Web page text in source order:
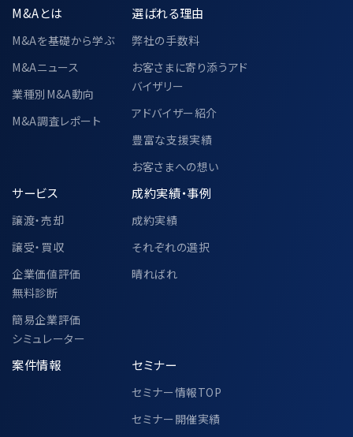
M&Aとは
M&Aを基礎から学ぶ
M&Aニュース
業種別M&A動向
M&A調査レポート
選ばれる理由
弊社の手数料
お客さまに寄り添うアド
バイザリー
アドバイザー紹介
豊富な支援実績
お客さまへの想い
サービス
譲渡・売却
譲受・買収
企業価値評価
無料診断
簡易企業評価
シミュレーター
成約実績・事例
成約実績
それぞれの選択
晴ればれ
案件情報 セミナー
セミナー情報TOP
セミナー開催実績